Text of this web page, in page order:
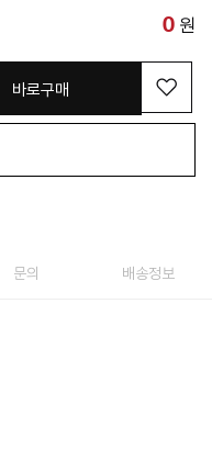
0 원
바로구매
문의 배송정보